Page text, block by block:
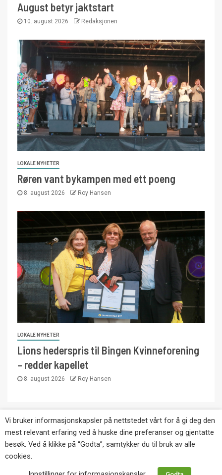
August betyr jaktstart
10. august 2026 Redaksjonen
LOKALE NYHETER
Røren vant bykampen med ett poeng
8. august 2026 Roy Hansen
LOKALE NYHETER
Lions hederspris til Bingen Kvinneforening
– redder kapellet
8. august 2026 Roy Hansen
Copyright © Eikernytt.no utgis av Roy’s
Pressetjeneste. Kopiering av tekst, bilder og
annonser er ikke tillatt uten etter avtale med utgiver.
Vi bruker informasjonskapsler på nettstedet vårt for å gi deg den
mest relevant erfaring ved å huske dine preferanser og gjentatte
besøk. Ved å klikke på “Godta”, samtykker du til bruk av alle
cookies.